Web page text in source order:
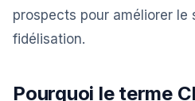
prospects pour améliorer le
fidélisation.
Pourquoi le terme